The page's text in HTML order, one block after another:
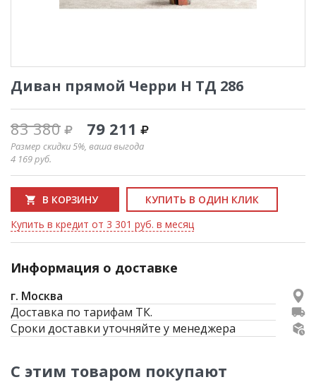
Диван прямой Черри Н ТД 286
83 380 79 211
Размер скидки 5%, ваша выгода
4 169руб.
В КОРЗИНУ
КУПИТЬ В ОДИН КЛИК
Купить в кредит от 3 301 руб. в месяц
Информация о доставке
г. Москва
Доставка по тарифам ТК.
Сроки доставки уточняйте у менеджера
С этим товаром покупают